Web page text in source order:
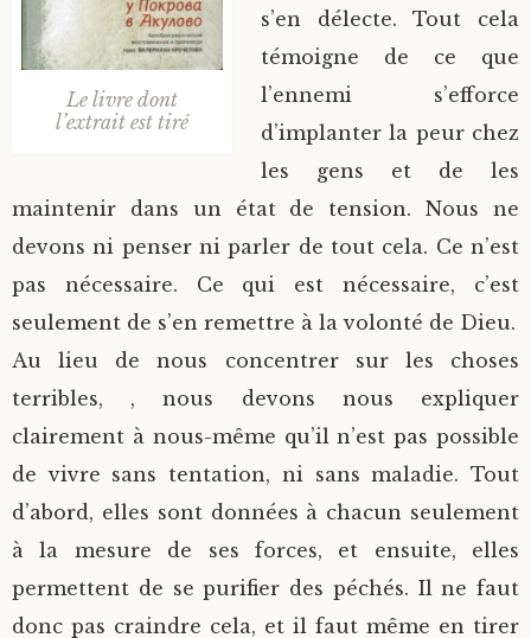
Le livre dont
l’extrait est tiré
s’en délecte. Tout cela
témoigne de ce que
l’ennemi s’efforce
d’implanter la peur chez
les gens et de les
maintenir dans un état de tension. Nous ne
devons ni penser ni parler de tout cela. Ce n’est
pas nécessaire. Ce qui est nécessaire, c’est
seulement de s’en remettre à la volonté de Dieu.
Au lieu de nous concentrer sur les choses
terribles, , nous devons nous expliquer
clairement à nous-même qu’il n’est pas possible
de vivre sans tentation, ni sans maladie. Tout
d’abord, elles sont données à chacun seulement
à la mesure de ses forces, et ensuite, elles
permettent de se purifier des péchés. Il ne faut
donc pas craindre cela, et il faut même en tirer